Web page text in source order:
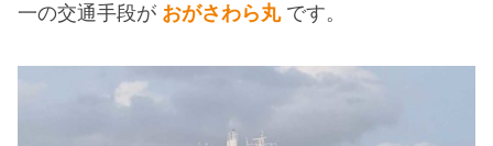
一の交通手段が おがさわら丸 です。